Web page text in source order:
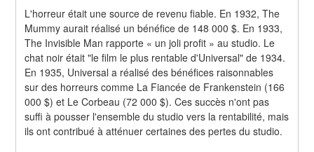
L'horreur était une source de revenu fiable. En 1932, The
Mummy aurait réalisé un bénéfice de 148 000 $. En 1933,
The Invisible Man rapporte « un joli profit » au studio. Le
chat noir était "le film le plus rentable d'Universal" de 1934.
En 1935, Universal a réalisé des bénéfices raisonnables
sur des horreurs comme La Fiancée de Frankenstein (166
000 $) et Le Corbeau (72 000 $). Ces succès n'ont pas
suffi à pousser l'ensemble du studio vers la rentabilité, mais
ils ont contribué à atténuer certaines des pertes du studio.